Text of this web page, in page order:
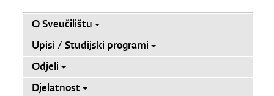
O Sveučilištu
Upisi / Studijski programi
Odjeli
Djelatnost